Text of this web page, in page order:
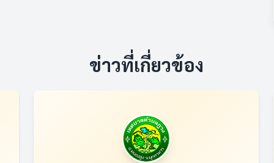
ข่าวที่เกี่ยวข้อง